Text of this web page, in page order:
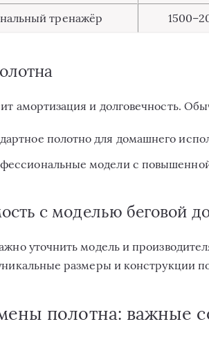
тренажёр
амортизация и долговечность.
полотно для домашнего
модели с
с моделью беговой
уточнить модель и
размеры и конструкции
полотна: важные